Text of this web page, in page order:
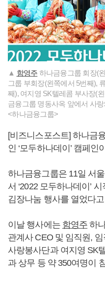
▲ 함영주 하나금융그룹 회장(
그룹 부회장(왼쪽에서 5번째),
째), 여지영 SK텔레콤 부사장(
금융그룹 명동사옥 앞에서 사
<하나금융그룹>
[비즈니스포스트] 하나금
인 ‘모두하나데이’ 캠페인
하나금융그룹은 11일 서
서 ‘2022 모두하나데이’
김장나눔 행사를 열었다
이날 행사에는 함영주 하
관계사 CEO 및 임직원,
사랑봉사단과 여지영 SK
과 상무 등 약 350여명이